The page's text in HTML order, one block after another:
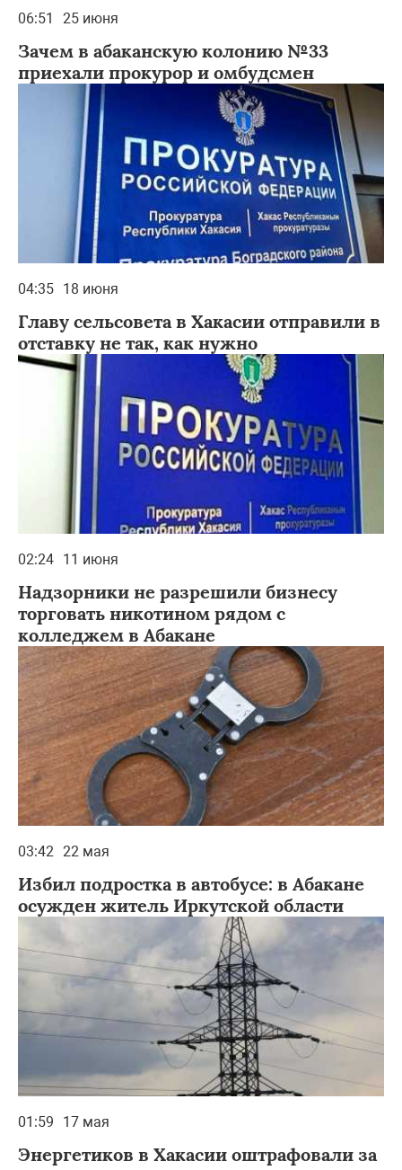
06:51 25 июня
Зачем в абаканскую колонию №33
приехали прокурор и омбудсмен
04:35 18 июня
Главу сельсовета в Хакасии отправили в
отставку не так, как нужно
02:24 11 июня
Надзорники не разрешили бизнесу
торговать никотином рядом с
колледжем в Абакане
03:42 22 мая
Избил подростка в автобусе: в Абакане
осужден житель Иркутской области
01:59 17 мая
Энергетиков в Хакасии оштрафовали за